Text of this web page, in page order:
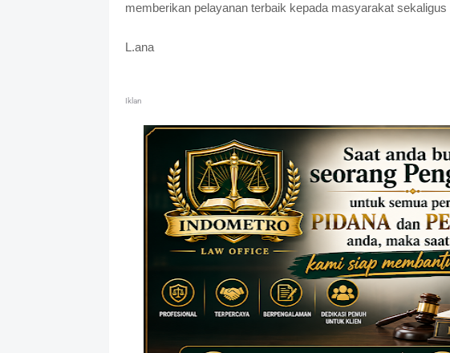
memberikan pelayanan terbaik kepada masyarakat
L.ana
Iklan